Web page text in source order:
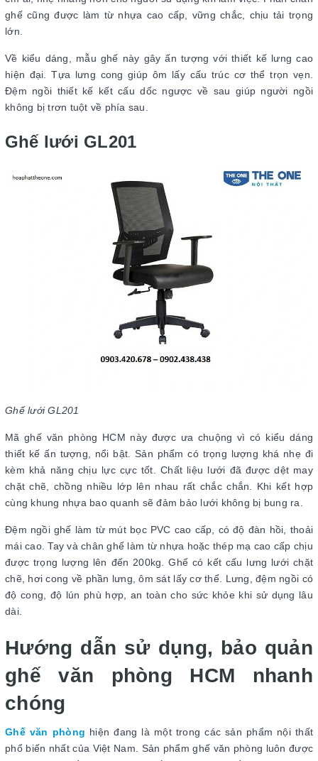
ghế cũng được làm từ nhựa cao cấp, vững chắc, chịu tải trọng
lớn.
Về kiểu dáng, mẫu ghế này gây ấn tượng với thiết kế lưng cao
hiện đại. Tựa lưng cong giúp ôm lấy cấu trúc cơ thể trọn vẹn.
Đệm ngồi thiết kế kết cấu dốc ngược về sau giúp người ngồi
không bị trơn tuột về phía sau.
Ghế lưới GL201
Ghế lưới GL201
Mã ghế văn phòng HCM này được ưa chuộng vì có kiểu dáng
thiết kế ấn tượng, nổi bật. Sản phẩm có trọng lượng khá nhẹ đi
kèm khả năng chịu lực cực tốt. Chất liệu lưới đã được dệt may
chặt chẽ, chồng nhiều lớp lên nhau rất chắc chắn. Khi kết hợp
cùng khung nhựa bao quanh sẽ đảm bảo lưới không bị bung ra.
Đệm ngồi ghế làm từ mút bọc PVC cao cấp, có độ đàn hồi, thoải
mái cao. Tay và chân ghế làm từ nhựa hoặc thép mạ cao cấp chịu
được trọng lượng lên đến 200kg. Ghế có kết cấu lưng lưới chặt
chẽ, hơi cong về phần lưng, ôm sát lấy cơ thể. Lưng, đệm ngồi có
độ cong, độ lún phù hợp, an toàn cho sức khỏe khi sử dụng lâu
dài.
Hướng dẫn sử dụng, bảo quản
ghế văn phòng HCM nhanh
chóng
Ghế văn phòng hiện đang là một trong các sản phẩm nội thất
phổ biến nhất của Việt Nam. Sản phẩm ghế văn phòng luôn được